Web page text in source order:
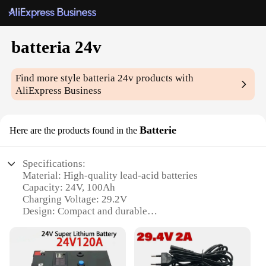
batteria 24v
Find more stylebatteria 24v products with
AliExpress Business
Here are the products found in the Batterie
Specifications:
Material: High-quality lead-acid batteries
Capacity: 24V, 100Ah
Charging Voltage: 29.2V
Design: Compact and durable
Warranty: 1-year limited warranty
Features: